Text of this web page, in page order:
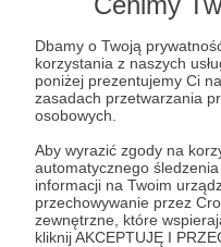
Dbamy o Twoją
korzystania z naszych
poniżej prezentujemy Ci
zasadach przetwarzania
osobowych.
Aby wyrazić zgody na
automatycznego
informacji na Twoim
przechowywanie przez
zewnętrzne, które
kliknij AKCEPTUJĘ I
29.06.2022 ● Komentarze: 1
Przedpremiera
Dzisiaj z innej totalnie